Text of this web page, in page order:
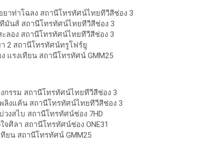
ยาท่าโฉลง สถานีโทรทัศน์ไทยทีวีสีช่อง 3
ทีมันส์ สถานีโทรทัศน์ไทยทีวีสีช่อง 3
ลอง สถานีโทรทัศน์ไทยทีวีสีช่อง 3
2 สถานีโทรทัศน์ทรูโฟร์ยู
แรงเทียน สถานีโทรทัศน์ GMM25
กรรม สถานีโทรทัศน์ไทยทีวีสีช่อง 3
พลิงแค้น สถานีโทรทัศน์ไทยทีวีสีช่อง 3
งสไบ สถานีโทรทัศน์ช่อง 7HD
จศิลา สถานีโทรทัศน์ช่อง ONE31
ยน สถานีโทรทัศน์ GMM25